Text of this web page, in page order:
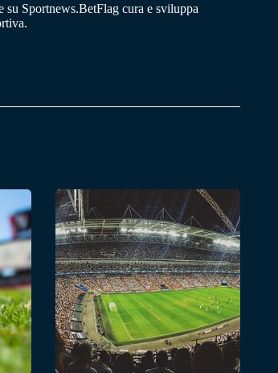
Sportnews.BetFlag cura e sviluppa